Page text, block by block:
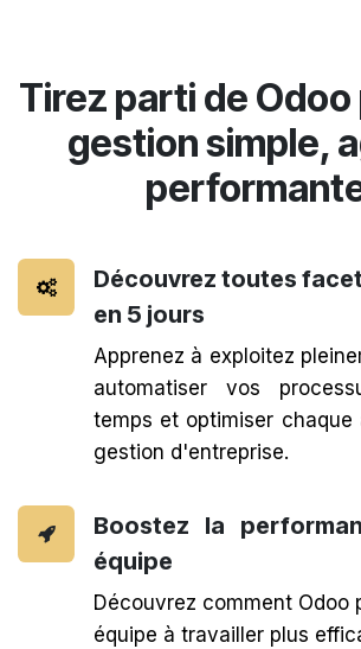
Tirez parti de Odoo
gestion simple,
Découvrez toutes
en 5 jours
Apprenez à exploitez
automatiser vos
temps et optimiser
gestion d'entreprise.
Boostez la
équipe
Découvrez comment Odoo
équipe à travailler plus